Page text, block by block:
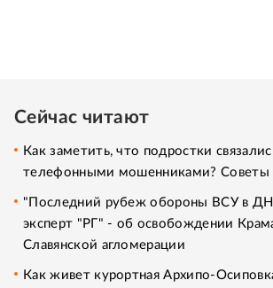
Сейчас читают
Как заметить, что подростки
телефонными мошенниками? Советы
"Последний рубеж обороны ВСУ в
эксперт "РГ" - об освобождении
Славянской агломерации
Как живет курортная Архипо-